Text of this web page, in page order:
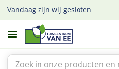
a
Vandaag zijn wij gesloten